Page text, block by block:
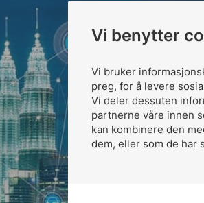
Vi benytter
Vi bruker
preg, for å levere
Vi deler dessuten
partnerne våre innen
kan kombinere den
dem, eller som de har